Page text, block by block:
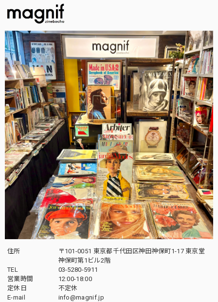
住所
〒101-0051 東京都千代田区神田神保町1-17 東京堂
神保町第1ビル2階
TEL
03-5280-5911
営業時間
12:00-18:00
定休日
不定休
E-mail
info@magnif.jp